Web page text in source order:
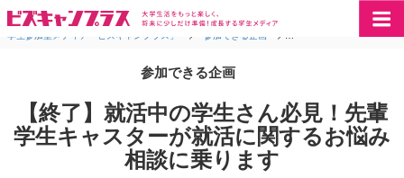
学生参加型メディア「ビズキャンプラス」 > 参加できる企画 > 【終了】就活中の学生さ
参加できる企画
【終了】就活中の学生さん必見！先輩
学生キャスターが就活に関するお悩み
相談に乗ります